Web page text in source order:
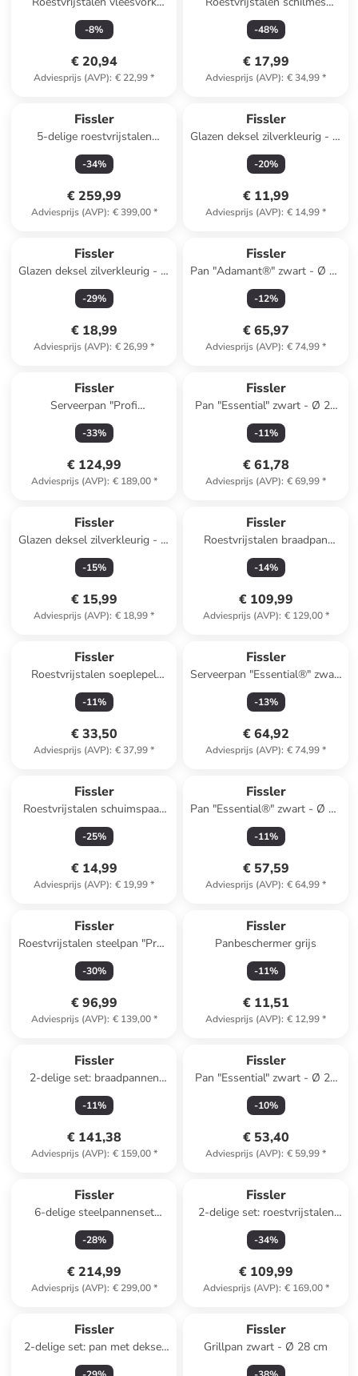
"Essential"
-8%
€ 20,94
Adviesprijs (AVP): € 22,99*
"Essential"
-48%
€ 17,99
Adviesprijs (AVP): € 34,99*
Fissler
5-delige roestvrijstalen
pannenset "Profi Collection®"
-34%
€ 259,99
Adviesprijs (AVP): € 399,00*
Fissler
Glazen deksel zilverkleurig - Ø
18 cm
-20%
€ 11,99
Adviesprijs (AVP): € 14,99*
Fissler
Glazen deksel zilverkleurig - Ø
30 cm
-29%
€ 18,99
Adviesprijs (AVP): € 26,99*
Fissler
Pan "Adamant®" zwart - Ø 20
cm
-12%
€ 65,97
Adviesprijs (AVP): € 74,99*
Fissler
Serveerpan "Profi
Collection®" zilverkleurig - Ø
28 cm
-33%
€ 124,99
Adviesprijs (AVP): € 189,00*
Fissler
Pan "Essential" zwart - Ø 28
cm
-11%
€ 61,78
Adviesprijs (AVP): € 69,99*
Fissler
Glazen deksel zilverkleurig - Ø
24 cm
-15%
€ 15,99
Adviesprijs (AVP): € 18,99*
Fissler
Roestvrijstalen braadpan
"Pure Collection" - Ø 28 cm
-14%
€ 109,99
Adviesprijs (AVP): € 129,00*
Fissler
Roestvrijstalen soeplepel
"Profi Collection®"
-11%
€ 33,50
Adviesprijs (AVP): € 37,99*
Fissler
Serveerpan "Essential®" zwart
- Ø 28 cm
-13%
€ 64,92
Adviesprijs (AVP): € 74,99*
Fissler
Roestvrijstalen schuimspaan
"Essential"
-25%
€ 14,99
Adviesprijs (AVP): € 19,99*
Fissler
Pan "Essential®" zwart - Ø 26
cm
-11%
€ 57,59
Adviesprijs (AVP): € 64,99*
Fissler
Roestvrijstalen steelpan "Profi
Collection®" - Ø 16 cm
-30%
€ 96,99
Adviesprijs (AVP): € 139,00*
Fissler
Panbeschermer grijs
-11%
€ 11,51
Adviesprijs (AVP): € 12,99*
Fissler
2-delige set: braadpannen
"Adamant®" antraciet
-11%
€ 141,38
Adviesprijs (AVP): € 159,00*
Fissler
Pan "Essential" zwart - Ø 24
cm
-10%
€ 53,40
Adviesprijs (AVP): € 59,99*
Fissler
6-delige steelpannenset
"Adamant®" zwart
-28%
€ 214,99
Adviesprijs (AVP): € 299,00*
Fissler
2-delige set: roestvrijstalen
braadslede "Secural®" - Ø 28
cm
-34%
€ 109,99
Adviesprijs (AVP): € 169,00*
Fissler
2-delige set: pan met deksel
"Adamant®" zwart - Ø 24 cm
Fissler
Grillpan zwart - Ø 28 cm